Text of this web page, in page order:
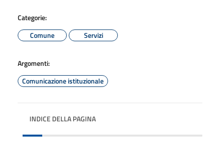
Categorie:
Comune
Servizi
Argomenti:
Comunicazione istituzionale
INDICE DELLA PAGINA